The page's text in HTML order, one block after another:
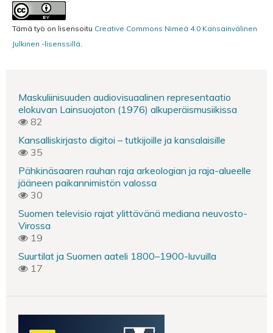
Tämä työ on lisensoitu Creative Commons Nimeä 4.0 Kansainvälinen
Julkinen -lisenssillä
Maskuliinisuuden audiovisuaalinen representaatio
elokuvan Lainsuojaton (1976) alkuperäismusiikissa
82
Kansalliskirjasto digitoi – tutkijoille ja kansalaisille
35
Pähkinäsaaren rauhan raja arkeologian ja raja-alueelle
jääneen paikannimistön valossa
30
Suomen televisio rajat ylittävänä mediana neuvosto-
Virossa
19
Suurtilat ja Suomen aateli 1800–1900-luvuilla
17